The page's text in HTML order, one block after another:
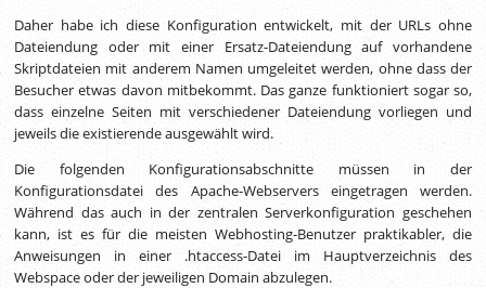
Daher habe ich diese Konfiguration entwickelt, mit der URLs ohne
Dateiendung oder mit einer Ersatz-Dateiendung auf vorhandene
Skriptdateien mit anderem Namen umgeleitet werden, ohne dass der
Besucher etwas davon mitbekommt. Das ganze funktioniert sogar so,
dass einzelne Seiten mit verschiedener Dateiendung vorliegen und
jeweils die existierende ausgewählt wird.
Die folgenden Konfigurationsabschnitte müssen in der
Konfigurationsdatei des Apache-Webservers eingetragen werden.
Während das auch in der zentralen Serverkonfiguration geschehen
kann, ist es für die meisten Webhosting-Benutzer praktikabler, die
Anweisungen in einer .htaccess-Datei im Hauptverzeichnis des
Webspace oder der jeweiligen Domain abzulegen.